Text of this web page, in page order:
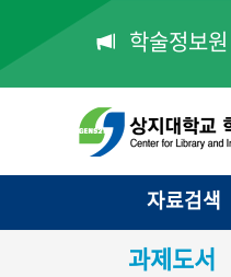
학술정보
자료검색
과제도서